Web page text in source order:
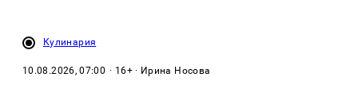
Кулинария
10.08.2026, 07:00 · 16+ · Ирина Носова